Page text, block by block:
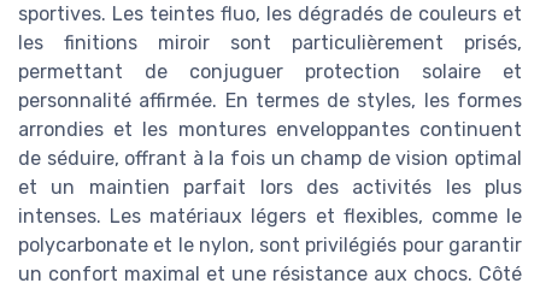
sportives. Les teintes fluo, les dégradés de couleurs et
les finitions miroir sont particulièrement prisés,
permettant de conjuguer protection solaire et
personnalité affirmée. En termes de styles, les formes
arrondies et les montures enveloppantes continuent
de séduire, offrant à la fois un champ de vision optimal
et un maintien parfait lors des activités les plus
intenses. Les matériaux légers et flexibles, comme le
polycarbonate et le nylon, sont privilégiés pour garantir
un confort maximal et une résistance aux chocs. Côté